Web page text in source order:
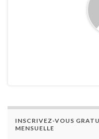
INSCRIVEZ-VOUS
MENSUELLE